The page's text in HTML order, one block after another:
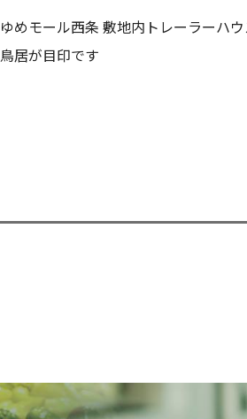
ゆめモール西条 敷地内トレーラーハウ
鳥居が目印です